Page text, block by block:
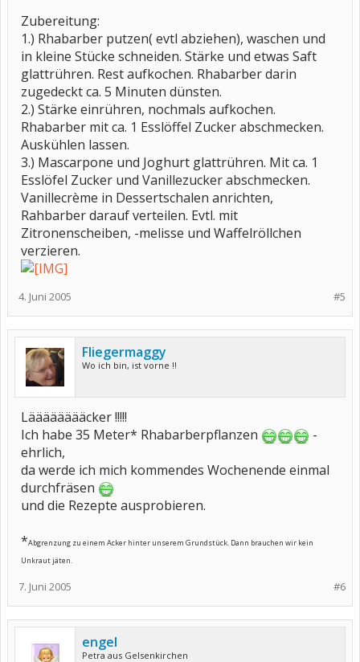
Zubereitung:
1.) Rhabarber putzen( evtl abziehen), waschen und
in kleine Stücke schneiden. Stärke und etwas Saft
glattrühren. Rest aufkochen. Rhabarber darin
zugedeckt ca. 5 Minuten dünsten.
2.) Stärke einrühren, nochmals aufkochen.
Rhabarber mit ca. 1 Esslöffel Zucker abschmecken.
Auskühlen lassen.
3.) Mascarpone und Joghurt glattrühren. Mit ca. 1
Esslöfel Zucker und Vanillezucker abschmecken.
Vanillecrème in Dessertschalen anrichten,
Rahbarber darauf verteilen. Evtl. mit
Zitronenscheiben, -melisse und Waffelröllchen
verzieren.
#5
4. Juni 2005
Fliegermaggy
Wo ich bin, ist vorne !!
Lääääääääcker !!!!!
Ich habe 35 Meter* Rhabarberpflanzen
-
ehrlich,
da werde ich mich kommendes Wochenende einmal
durchfräsen
und die Rezepte ausprobieren.
*Abgrenzung zu einem Acker hinter unserem Grundstück. Dann brauchen wir kein
Unkraut jäten.
#6
7. Juni 2005
engel
Petra aus Gelsenkirchen